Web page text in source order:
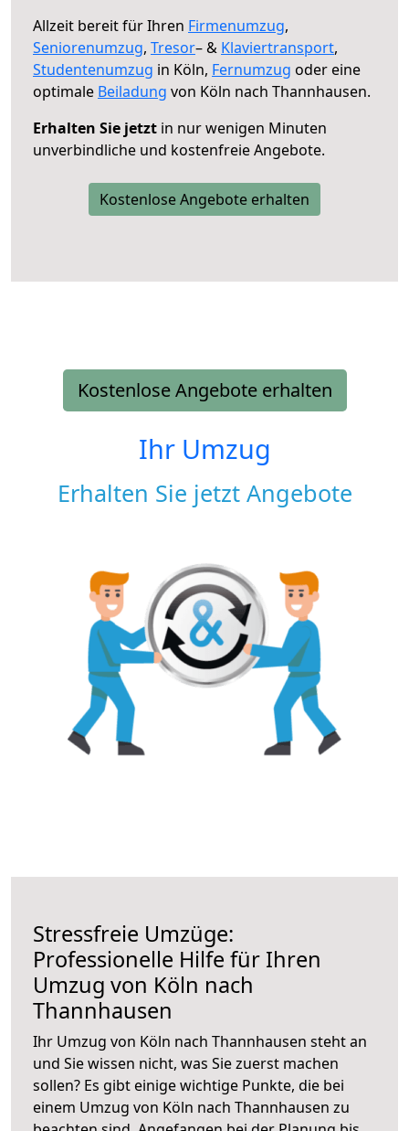
Allzeit bereit für Ihren Firmenumzug,
Seniorenumzug, Tresor– & Klaviertransport,
Studentenumzug in Köln, Fernumzug oder eine
optimale Beiladung von Köln nach Thannhausen.
Erhalten Sie jetzt in nur wenigen Minuten
unverbindliche und kostenfreie Angebote.
Kostenlose Angebote erhalten
Kostenlose Angebote erhalten
Ihr Umzug
Erhalten Sie jetzt Angebote
Stressfreie Umzüge:
Professionelle Hilfe für Ihren
Umzug von Köln nach
Thannhausen
Ihr Umzug von Köln nach Thannhausen steht an
und Sie wissen nicht, was Sie zuerst machen
sollen? Es gibt einige wichtige Punkte, die bei
einem Umzug von Köln nach Thannhausen zu